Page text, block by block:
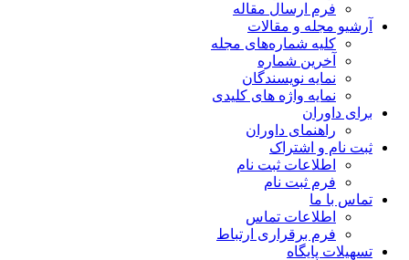
فرم ارسال مقاله
آرشیو مجله و مقالات
کلیه شماره‌های مجله
آخرین شماره
نمایه نویسندگان
نمایه واژه های کلیدی
برای داوران
راهنمای داوران
ثبت نام و اشتراک
اطلاعات ثبت نام
فرم ثبت نام
تماس با ما
اطلاعات تماس
فرم برقراری ارتباط
تسهیلات پایگاه